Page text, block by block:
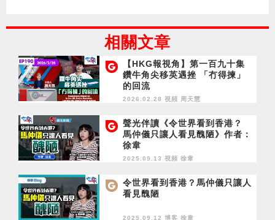
相關文章
【HKG報視角】第一百九十集
鑽牛角尖移英遇挫 「冇得揀」
的回流
2026.02.28 視頻 周天慧
聲光伴讀《令世界看到香港？
馬仲儀只讓人看見醜陋》作者：
徐韋
2025.09.13 視頻 徐韋
令世界看到香港？馬仲儀只讓人
看見醜陋
2025.09.12 博客 徐韋